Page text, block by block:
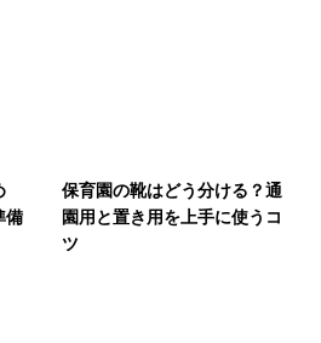
備
保育園の靴はどう分ける？通
園用と置き用を上手に使うコ
ツ